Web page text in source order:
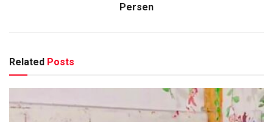
Persen
Related Posts